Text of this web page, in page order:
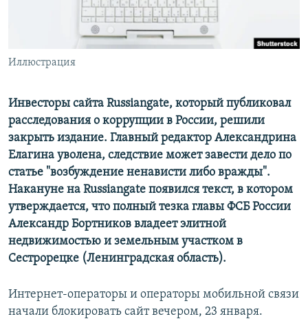
ПОБЕДИТЕЛЕЙ НЕ СУДЯТ?
КРЫМ.НЕПОКОРЕННЫЙ
ELIFBE
ПРИСОЕДИНЯЙТЕСЬ!
Все сайты RFE/RL
Иллюстрация
Инвесторы сайта Russiangate, который публиковал
расследования о коррупции в России, решили
закрыть издание. Главный редактор Александрина
Елагина уволена, следствие может завести дело по
статье "возбуждение ненависти либо вражды".
Накануне на Russiangate появился текст, в котором
утверждается, что полный тезка главы ФСБ России
Александр Бортников владеет элитной
недвижимостью и земельным участком в
Сестрорецке (Ленинградская область).
Интернет-операторы и операторы мобильной связи
начали блокировать сайт вечером, 23 января.​